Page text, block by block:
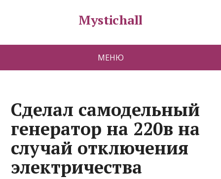
Mystichall
МЕНЮ
Сделал самодельный
генератор на 220в на
случай отключения
электричества